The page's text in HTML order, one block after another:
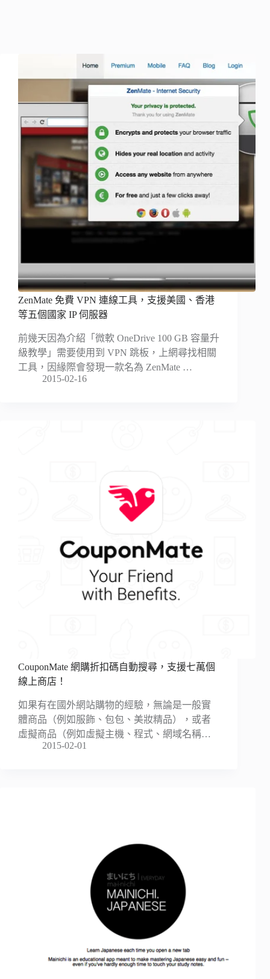
ZenMate 免費 VPN 連線工具，支援美國、香港
等五個國家 IP 伺服器
前幾天因為介紹「微軟 OneDrive 100 GB 容量升
級教學」需要使用到 VPN 跳板，上網尋找相關
工具，因緣際會發現一款名為 ZenMate …
2015-02-16
CouponMate 網購折扣碼自動搜尋，支援七萬個
線上商店！
如果有在國外網站購物的經驗，無論是一般實
體商品（例如服飾、包包、美妝精品），或者
虛擬商品（例如虛擬主機、程式、網域名稱…
2015-02-01